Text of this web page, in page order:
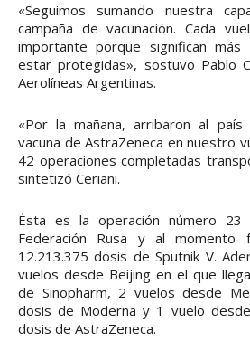
«Seguimos sumando nuestra
campaña de vacunación. Cada
importante porque significan
estar protegidas», sostuvo Pablo
Aerolíneas Argentinas.
«Por la mañana, arribaron al
vacuna de AstraZeneca en nuestro
42 operaciones completadas
sintetizó Ceriani.
Ésta es la operación número
Federación Rusa y al momento
12.213.375 dosis de Sputnik V.
vuelos desde Beijing en el que
de Sinopharm, 2 vuelos desde
dosis de Moderna y 1 vuelo
dosis de AstraZeneca.